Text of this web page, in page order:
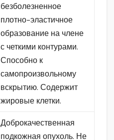
безболезненное
плотно-эластичное
образование на члене
с четкими контурами.
Способно к
самопроизвольному
вскрытию. Содержит
жировые клетки.
Доброкачественная
подкожная опухоль. Не